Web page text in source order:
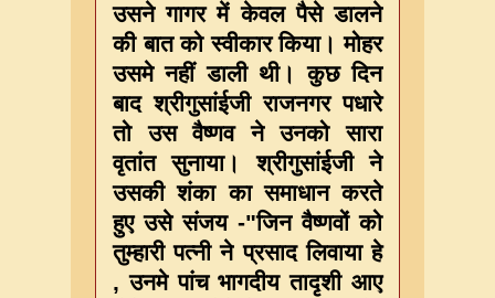
उसने गागर में केवल पैसे डालने
की बात को स्वीकार किया। मोहर
उसमे नहीं डाली थी। कुछ दिन
बाद श्रीगुसांईजी राजनगर पधारे
तो उस वैष्णव ने उनको सारा
वृतांत सुनाया। श्रीगुसांईजी ने
उसकी शंका का समाधान करते
हुए उसे संजय -"जिन वैष्णवों को
तुम्हारी पत्नी ने प्रसाद लिवाया हे
, उनमे पांच भागदीय तादृशी आए